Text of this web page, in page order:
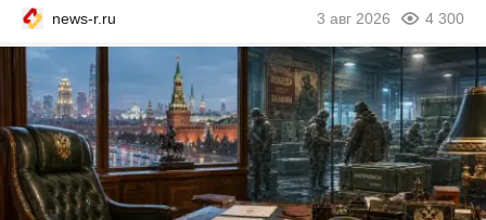
news-r.ru 3 авг 2026 4 300